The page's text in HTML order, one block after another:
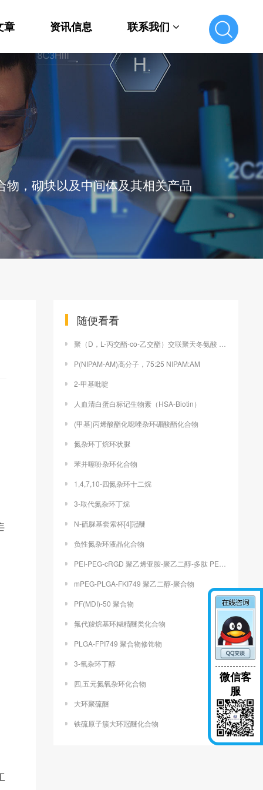
章 资讯信息 联系我们
联系我们
物，砌块以及中间体及其相关产品
随便看看
聚（D，L-丙交酯-co-乙交酯）交联聚天冬氨酸 PLGA-b-PAsp
P(NIPAM-AM)高分子，75:25 NIPAM:AM
2-甲基吡啶
人血清白蛋白标记生物素（HSA-Biotin）
(甲基)丙烯酸酯化噁唑杂环硼酸酯化合物
氮杂环丁烷环状脲
苯并噻吩杂环化合物
1,4,7,10-四氮杂环十二烷
3-取代氮杂环丁烷
N-硫脲基套索杯[4]冠醚
负性氮杂环液晶化合物
​PEI-PEG-cRGD 聚乙烯亚胺-聚乙二醇-多肽 PEI25K-PEG5K-cRGD
mPEG-PLGA-FKI749 聚乙二醇-聚合物
PF(MDI)-50 聚合物
氟代羧烷基环糊精醚类化合物
PLGA-FPI749 聚合物修饰物
3-氧杂环丁醇
四,五元氮氧杂环化合物
大环聚硫醚
铁硫原子簇大环冠醚化合物
微信客
服